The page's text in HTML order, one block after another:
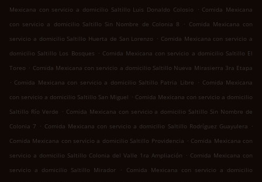
Mexicana con servicio a domicilio Saltillo Luis Donaldo Colosio
. Comida Mexicana
con servicio a domicilio Saltillo Sin Nombre de Colonia 8
. Comida Mexicana con
servicio a domicilio Saltillo Huerta de San Lorenzo . Comida Mexicana con servicio a
domicilio Saltillo Los Bosques . Comida Mexicana con servicio a domicilio Saltillo El
Toreo . Comida Mexicana con servicio a domicilio Saltillo Nueva Mirasierra 3ra Etapa
. Comida Mexicana con servicio a domicilio Saltillo Patria Libre . Comida Mexicana
con servicio a domicilio Saltillo San Miguel . Comida Mexicana con servicio a domicilio
Saltillo Río Verde . Comida Mexicana con servicio a domicilio Saltillo Sin Nombre de
Colonia 7 . Comida Mexicana con servicio a domicilio Saltillo Rodríguez Guayulera .
Comida Mexicana con servicio a domicilio Saltillo Providencia . Comida Mexicana con
servicio a domicilio Saltillo Colonia del Valle 1ra Ampliación . Comida Mexicana con
servicio a domicilio Saltillo Mirador
.
Comida Mexicana con servicio a domicilio